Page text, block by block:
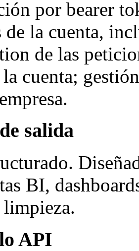
por bearer
de la cuenta,
de las
cuenta;
salida
BI,
API